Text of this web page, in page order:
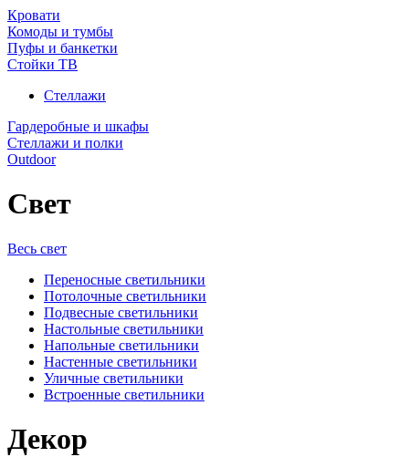
Кровати
Комоды и тумбы
Пуфы и банкетки
Стойки ТВ
Стеллажи
Гардеробные и шкафы
Стеллажи и полки
Outdoor
Свет
Весь свет
Переносные светильники
Потолочные светильники
Подвесные светильники
Настольные светильники
Напольные светильники
Настенные светильники
Уличные светильники
Встроенные светильники
Декор